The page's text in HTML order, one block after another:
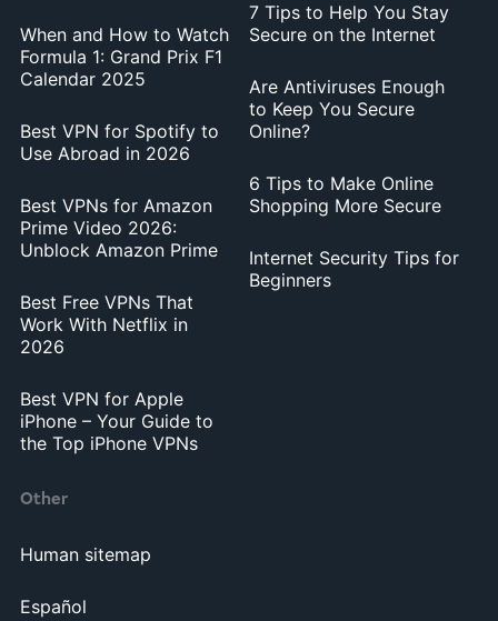
When and How to Watch
Formula 1: Grand Prix F1
Calendar 2025
Best VPN for Spotify to
Use Abroad in 2026
Best VPNs for Amazon
Prime Video 2026:
Unblock Amazon Prime
Best Free VPNs That
Work With Netflix in
2026
Best VPN for Apple
iPhone – Your Guide to
the Top iPhone VPNs
7 Tips to Help You Stay
Secure on the Internet
Are Antiviruses Enough
to Keep You Secure
Online?
6 Tips to Make Online
Shopping More Secure
Internet Security Tips for
Beginners
Other
Human sitemap
Español